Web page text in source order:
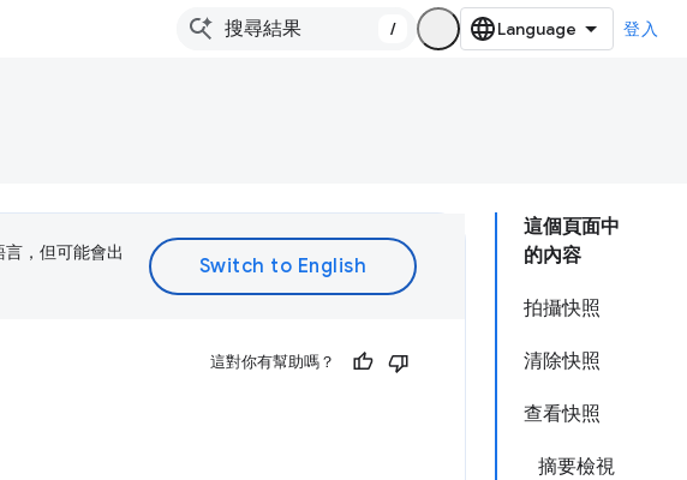
/ 登入
這個頁面中
的內容
拍攝快照
清除快照
查看快照
摘要檢視
，但可能會出
這對你有幫助嗎？